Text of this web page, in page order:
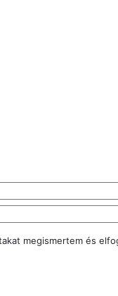
megismertem és